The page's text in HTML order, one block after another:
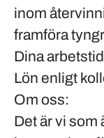
inom
framföra
Dina
Lön enligt
Om oss:
Det är vi som